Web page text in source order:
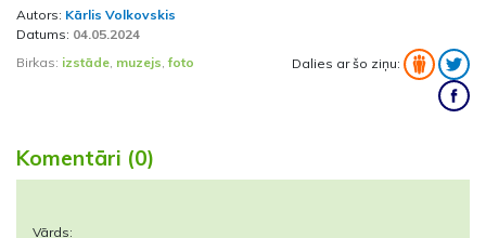
Autors: Kārlis Volkovskis
Datums: 04.05.2024
Birkas: izstāde muzejs ,foto Dalies ar šo ziņu:
Komentāri (0)
Vārds: